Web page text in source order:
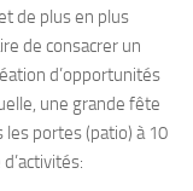
de plus en plus
de consacrer un
d’opportunités
une grande fête
portes (patio) à 10